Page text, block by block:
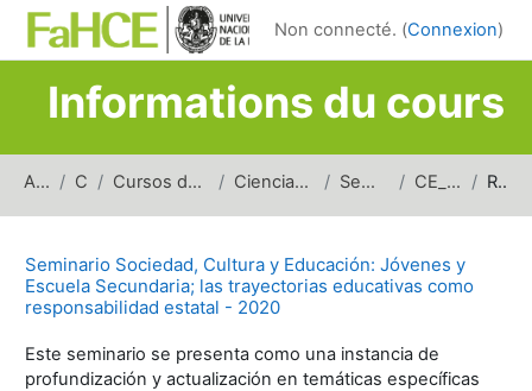
Passer au contenu principal
Non connecté. (Connexion)
Informations du cours
Accueil Cours Cursos de carreras de grado Ciencias de la Educación Seminarios (CE) CE_SSCE_2020 Résumé
Seminario Sociedad, Cultura y Educación: Jóvenes y
Escuela Secundaria; las trayectorias educativas como
responsabilidad estatal - 2020
Este seminario se presenta como una instancia de
profundización y actualización en temáticas específicas